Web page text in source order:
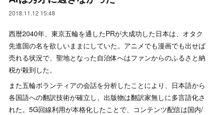
2018.11.12 15:48
西暦2040年、東京五輪を通したPRが大成功した日本は、オタク
先進国の名を欲しいままにしていた。アニメでも漫画でも出せば
売れる状況で、聖地となった自治体へはファンからのふるさと納
税が殺到した。
また五輪ボランティアの会話を分析したことにより、日本語から
各国語への翻訳技術が確立し、出版物は翻訳家無しに多言語化さ
れた。5G回線利用が本格化したことで、コンテンツ配信は国内/